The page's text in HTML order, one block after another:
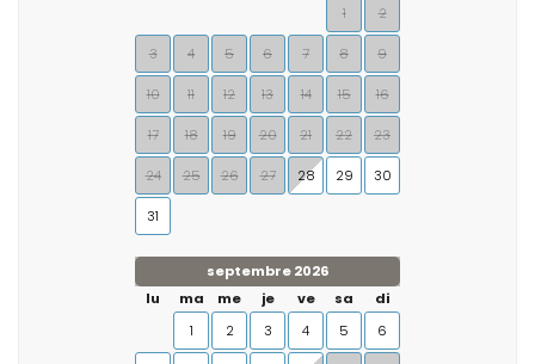
1
2
3 4 5 6 7 8 9
10 11 12 13 14 15 16
17 18 19 20 21 22 23
24 25 26 27 28 29 30
31
septembre 2026
lu
ma me je ve sa
di
1
2 3 4 5 6